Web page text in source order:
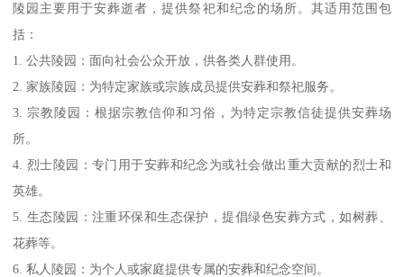
陵园主要用于安葬逝者，提供祭祀和纪念的场所。其适用范围包
括：
1. 公共陵园：面向社会公众开放，供各类人群使用。
2. 家族陵园：为特定家族或宗族成员提供安葬和祭祀服务。
3. 宗教陵园：根据宗教信仰和习俗，为特定宗教信徒提供安葬场
所。
4. 烈士陵园：专门用于安葬和纪念为或社会做出重大贡献的烈士和
英雄。
5. 生态陵园：注重环保和生态保护，提倡绿色安葬方式，如树葬、
花葬等。
6. 私人陵园：为个人或家庭提供专属的安葬和纪念空间。